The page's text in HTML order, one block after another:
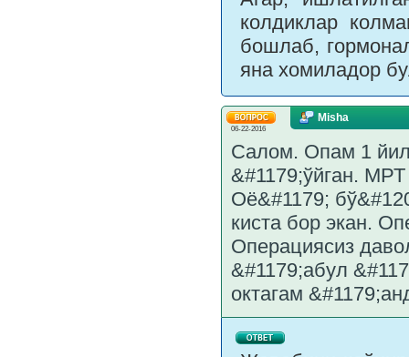
колдиклар
бошлаб,
яна хомиладор
06-22-2016
Misha
Салом. Опам 1
&#1179;ўйган.
Оё&#1179;
киста бор экан.
Операциясиз
&#1179;абул
октагам